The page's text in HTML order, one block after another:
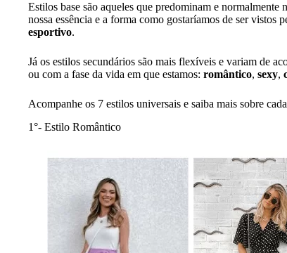
Estilos base são aqueles que predominam e
nossa essência e a forma como gostaríamos de ser vistos
esportivo.
Já os estilos secundários são mais flexíveis e variam de
ou com a fase da vida em que estamos: romântico, sexy,
Acompanhe os 7 estilos universais e saiba mais sobre
1°- Estilo Romântico